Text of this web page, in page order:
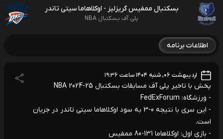
بسکتبال ممفیس گریزلیز - اوکلاهاما سیتی تاندر
پلی آف بسکتبال NBA
اطلاعات برنامه
اردیبهشت ۰۶, شنبه ۱۴۰۴ ساعت ۱۹:۳۶
پخش با تاخیر پلی آف مسابقات بسکتبال NBA 2024-25
- ورزشگاه: FedExForum
- این سری با نتیجه 0-3 به سود اوکلاهاما سیتی تاندر در جریان
است.
- بازی اول: اوکلاهاما 131-80 ممفیس